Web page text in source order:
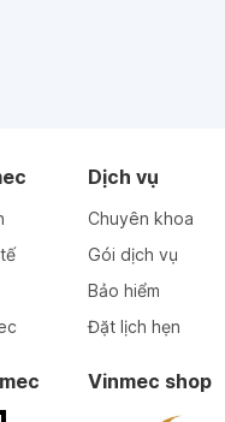
Dịch vụ
Chuyên khoa
Gói dịch vụ
Bảo hiểm
Đặt lịch hẹn
Vinmec shop